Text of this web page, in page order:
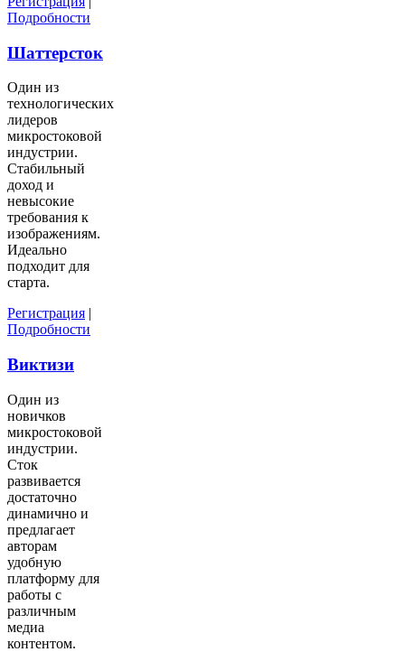
Подробности
Шаттерсток
Один из
технологических
лидеров
микростоковой
индустрии.
Стабильный
доход и
невысокие
требования к
изображениям.
Идеально
подходит для
старта.
Регистрация |
Подробности
Виктизи
Один из
новичков
микростоковой
индустрии.
Сток
развивается
достаточно
динамично и
предлагает
авторам
удобную
платформу для
работы с
различным
медиа
контентом.